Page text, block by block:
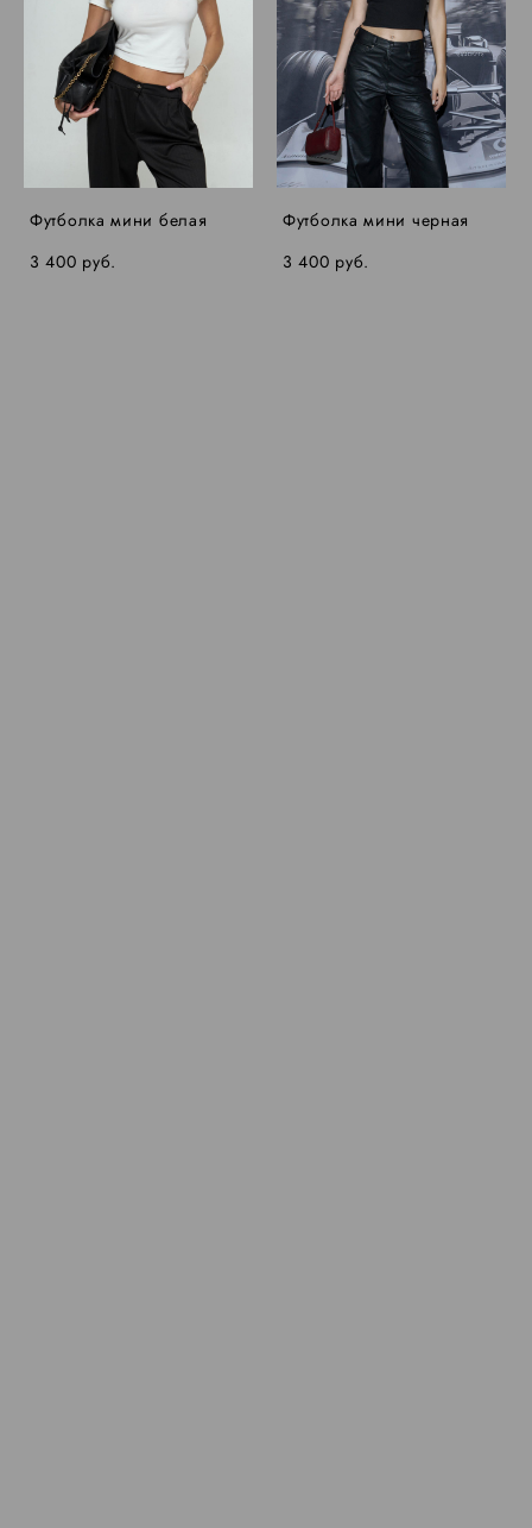
Футболка мини белая
3 400 pуб.
Футболка мини черная
3 400 pуб.